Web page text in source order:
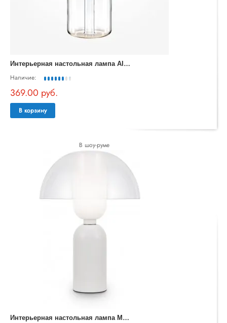
И
нтерьерная настольная лампа AI Collaboration MOD229TL-L3W3K1
Наличие:
369.00 руб.
В корзину
В шоу-руме
И
нтерьерная настольная лампа Memory MOD177TL-01W